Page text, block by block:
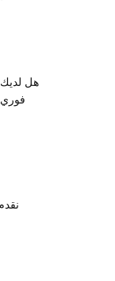
هل لديك